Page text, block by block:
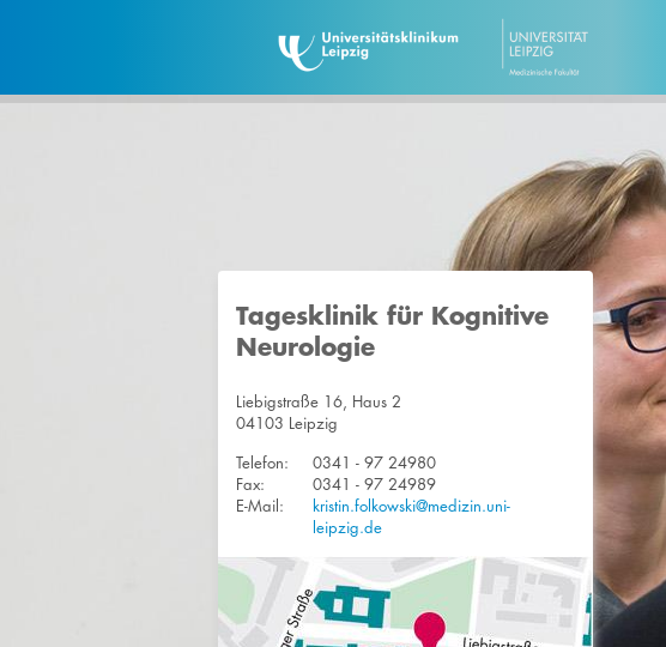
Tagesklinik für Kognitive
Neurologie
Liebigstraße 16, Haus 2
04103 Leipzig
Telefon:
0341 - 97 24980
Fax:
0341 - 97 24989
E-Mail:
kristin.folkowski@medizin.uni-
leipzig.de